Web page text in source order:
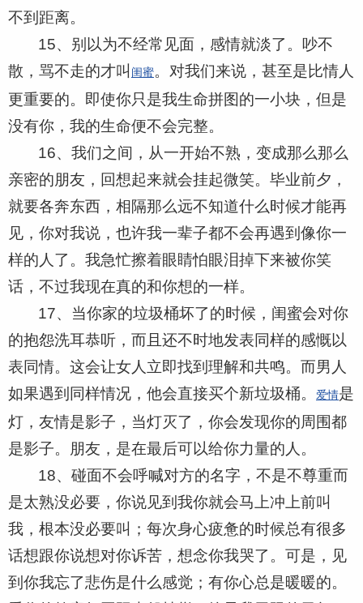
不到距离。
15、别以为不经常见面，感情就淡了。吵不
散，骂不走的才叫 闺蜜。对我们来说，甚至是比情人
更重要的。即使你只是我生命拼图的一小块，但是
没有你，我的生命便不会完整。
16、我们之间，从一开始不熟，变成那么那么
亲密的朋友，回想起来就会挂起微笑。毕业前夕，
就要各奔东西，相隔那么远不知道什么时候才能再
见，你对我说，也许我一辈子都不会再遇到像你一
样的人了。我急忙擦着眼睛怕眼泪掉下来被你笑
话，不过我现在真的和你想的一样。
17、当你家的垃圾桶坏了的时候，闺蜜会对你
的抱怨洗耳恭听，而且还不时地发表同样的感慨以
表同情。这会让女人立即找到理解和共鸣。而男人
如果遇到同样情况，他会直接买个新垃圾桶。
爱情是
灯，友情是影子，当灯灭了，你会发现你的周围都
是影子。朋友，是在最后可以给你力量的人。
18、碰面不会呼喊对方的名字，不是不尊重而
是太熟没必要，你说见到我你就会马上冲上前叫
我，根本没必要叫；每次身心疲惫的时候总有很多
话想跟你说想对你诉苦，想念你我哭了。可是，见
到你我忘了悲伤是什么感觉；有你心总是暖暖的。